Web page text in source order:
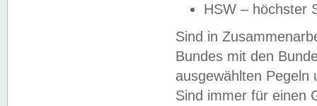
HSW – höchster
Sind in
Bundes mit den
ausgewählten
Sind immer für einen